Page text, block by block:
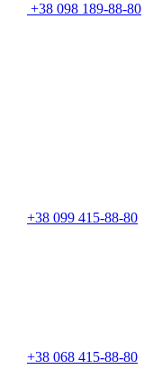
+38 098 189-88-80
+38 099 415-88-80
+38 068 415-88-80